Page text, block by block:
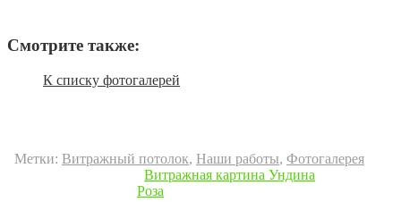
Смотрите также:
К списку фотогалерей
Метки: Витражный потолок, Наши работы, Фотогалерея
Витражная картина Ундина
Роза